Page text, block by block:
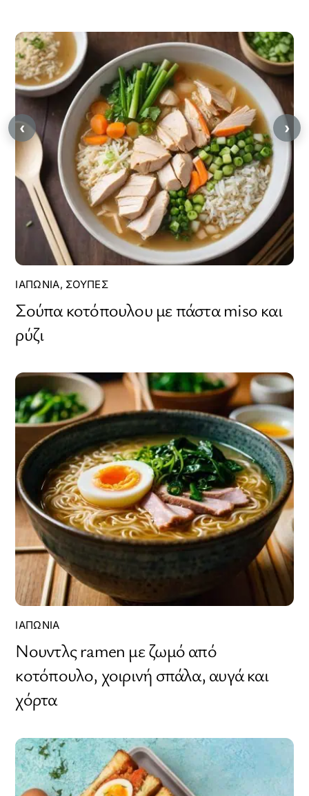
ΙΑΠΩΝΊΑ, ΣΟΎΠΕΣ
Σούπα κοτόπουλου με πάστα miso και
ρύζι
ΙΑΠΩΝΊΑ
Νουντλς ramen με ζωμό από
κοτόπουλο, χοιρινή σπάλα, αυγά και
χόρτα
‹ ›